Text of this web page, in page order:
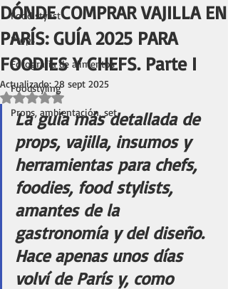
Food stylist
Props
Fotografía de alimentos
Foodstyling
Props, ambientación, set
DÓNDE COMPRAR VAJILLA EN
PARÍS: GUÍA 2025 PARA
FOODIES Y CHEFS. Parte I
Actualizado:28 sept 2025
Obtuvo NaN de 5 estrellas.
La guía más detallada de
props, vajilla, insumos y
herramientas para chefs,
foodies, food stylists,
amantes de la
gastronomía y del diseño.
Hace apenas unos días
volví de París y, como